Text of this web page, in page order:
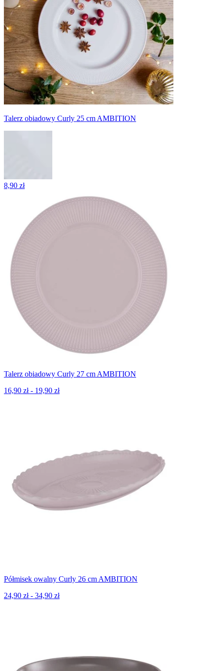
Talerz obiadowy Curly 25 cm AMBITION
8,90 zł
Talerz obiadowy Curly 27 cm AMBITION
16,90 zł - 19,90 zł
Półmisek owalny Curly 26 cm AMBITION
24,90 zł - 34,90 zł